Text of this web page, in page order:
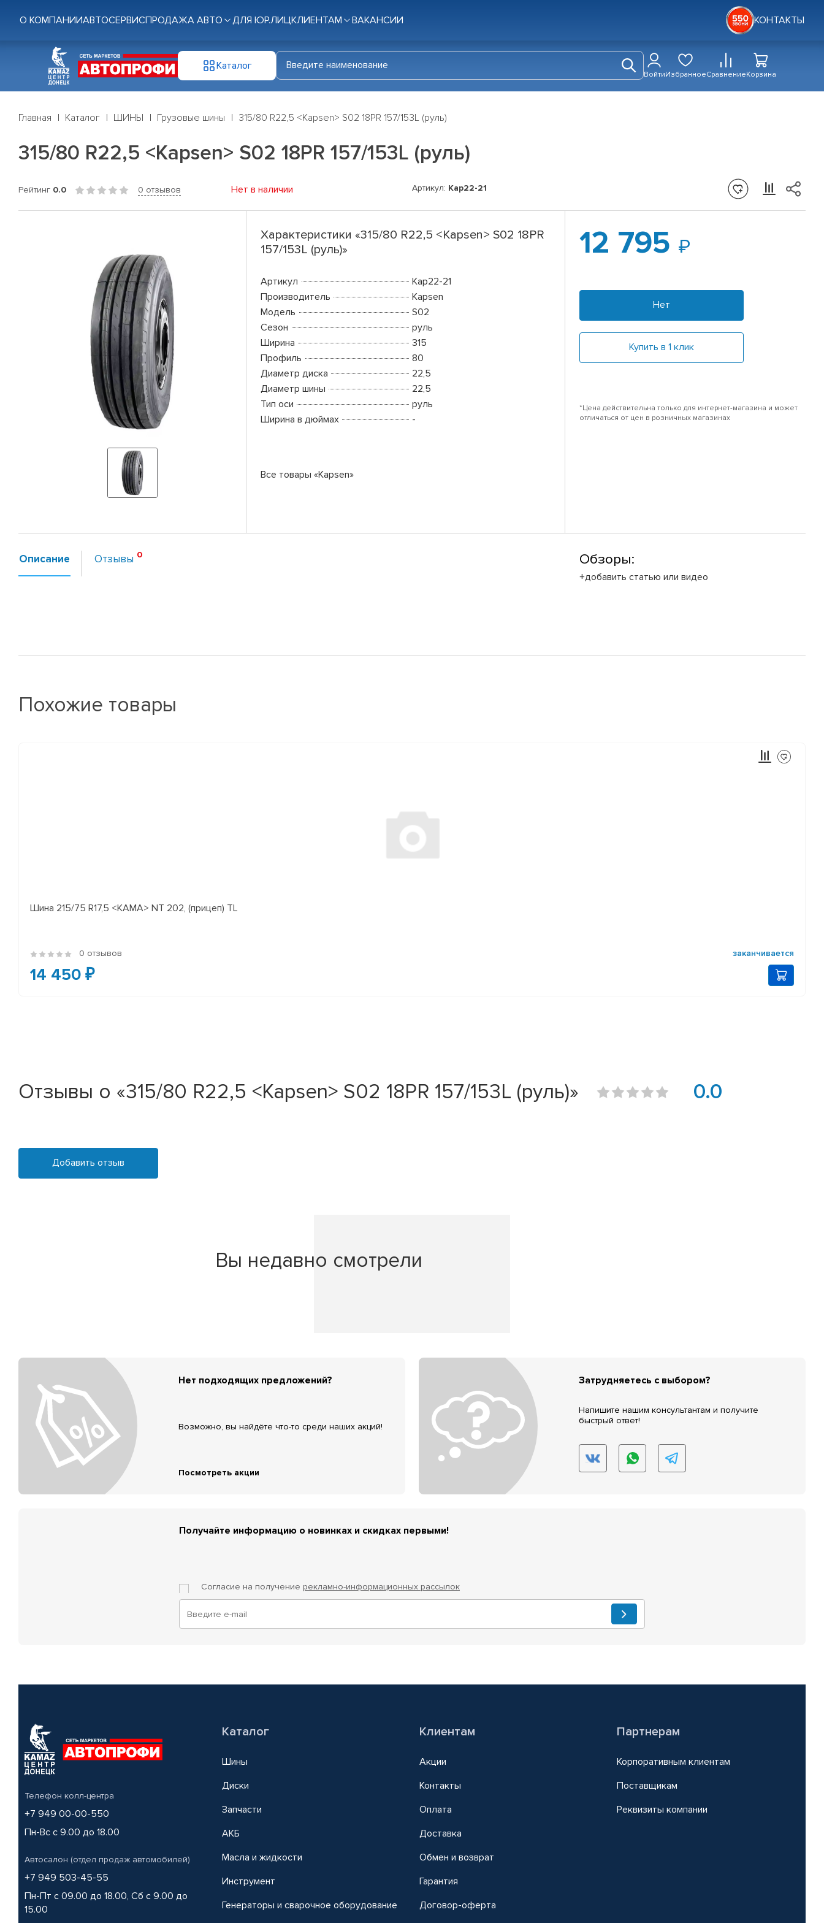
О КОМПАНИИАВТОСЕРВИСПРОДАЖА АВТО ДЛЯ ЮР.ЛИЦКЛИЕНТАМ ВАКАНСИИ КОНТАКТЫ
Каталог
ВойтиИзбранноеСравнениеКорзина
Главная Каталог ШИНЫ Грузовые шины 315/80 R22,5 <Kapsen> S02 18PR 157/153L (руль)
315/80 R22,5 <Kapsen> S02 18PR 157/153L (руль)
Рейтинг 0.0 0 отзывов Нет в наличии Артикул: Kap22-21
Характеристики «315/80 R22,5 <Kapsen> S02 18PR
157/153L (руль)»
Артикул
Kap22-21
Производитель
Kapsen
Модель
S02
Сезон
руль
Ширина
315
Профиль
80
Диаметр диска
22,5
Диаметр шины
22,5
Тип оси
руль
Ширина в дюймах
-
Все товары «Kapsen»
12 795
Нет
Купить в 1 клик
*Цена действительна только для интернет-магазина и может
отличаться от цен в розничных магазинах
Описание Отзывы Обзоры:
+добавить статью или видео
Похожие товары
Шина 215/75 R17,5 <КАМА> NT 202, (прицеп) TL
0 отзывов заканчивается
14 450 ₽
Отзывы о «315/80 R22,5 <Kapsen> S02 18PR 157/153L (руль)» 0.0
Добавить отзыв
Вы недавно смотрели
Нет подходящих предложений?
Возможно, вы найдёте что-то среди наших акций!
Посмотреть акции
Затрудняетесь с выбором?
Напишите нашим консультантам и получите
быстрый ответ!
Получайте информацию о новинках и скидках первыми!
Согласие на получение рекламно-информационных рассылок
Телефон колл-центра
+7 949 00-00-550
Пн-Вс с 9.00 до 18.00
Автосалон (отдел продаж автомобилей)
+7 949 503-45-55
Пн-Пт с 09.00 до 18.00, Сб с 9.00 до
15.00
Каталог
Шины
Диски
Запчасти
АКБ
Масла и жидкости
Инструмент
Генераторы и сварочное оборудование
Клиентам
Акции
Контакты
Оплата
Доставка
Обмен и возврат
Гарантия
Договор-оферта
Партнерам
Корпоративным клиентам
Поставщикам
Реквизиты компании